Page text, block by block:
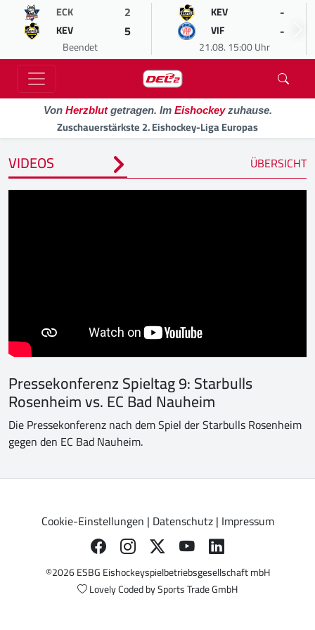
ECK 2
KEV 5
Beendet
KEV -
VIF -
21.08. 15:00 Uhr
Von Herzblutgetragen. Im Eishockeyzuhause.
Zuschauerstärkste 2. Eishockey-Liga Europas
VIDEOS ÜBERSICHT
Pressekonferenz Spieltag 9: Starbulls
Rosenheim vs. EC Bad Nauheim
Die Pressekonferenz nach dem Spiel der Starbulls Rosenheim
gegen den EC Bad Nauheim.
Cookie-Einstellungen | Datenschutz| Impressum
©2026 ESBG Eishockeyspielbetriebsgesellschaft mbH
Lovely Coded bySports Trade GmbH